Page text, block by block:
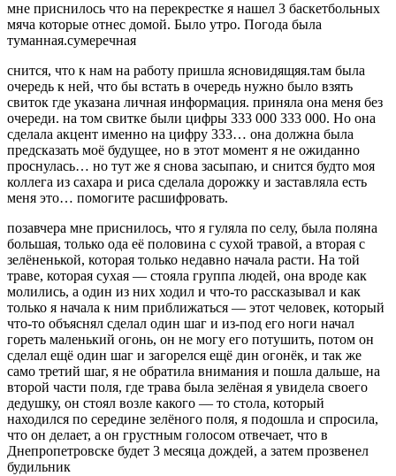
мне приснилось что на перекрестке я нашел 3 баскетбольных
мяча которые отнес домой. Было утро. Погода была
туманная.сумеречная
снится, что к нам на работу пришла ясновидящяя.там была
очередь к ней, что бы встать в очередь нужно было взять
свиток где указана личная информация. приняла она меня без
очереди. на том свитке были цифры 333 000 333 000. Но она
сделала акцент именно на цифру 333… она должна была
предсказать моё будущее, но в этот момент я не ожиданно
проснулась… но тут же я снова засыпаю, и снится будто моя
коллега из сахара и риса сделала дорожку и заставляла есть
меня это… помогите расшифровать.
позавчера мне приснилось, что я гуляла по селу, была поляна
большая, только ода её половина с сухой травой, а вторая с
зелёненькой, которая только недавно начала расти. На той
траве, которая сухая — стояла группа людей, она вроде как
молились, а один из них ходил и что-то рассказывал и как
только я начала к ним приближаться — этот человек, который
что-то объяснял сделал один шаг и из-под его ноги начал
гореть маленький огонь, он не могу его потушить, потом он
сделал ещё один шаг и загорелся ещё дин огонёк, и так же
само третий шаг, я не обратила внимания и пошла дальше, на
второй части поля, где трава была зелёная я увидела своего
дедушку, он стоял возле какого — то стола, который
находился по середине зелёного поля, я подошла и спросила,
что он делает, а он грустным голосом отвечает, что в
Днепропетровске будет 3 месяца дождей, а затем прозвенел
будильник